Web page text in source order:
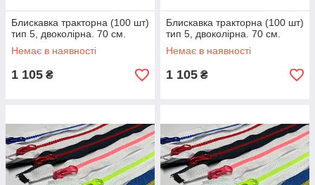
Блискавка тракторна (100 шт)
тип 5, двоколірна. 70 см.
Немає в наявності
1 105 ₴
Блискавка тракторна (100 шт)
тип 5, двоколірна. 70 см.
Немає в наявності
1 105 ₴